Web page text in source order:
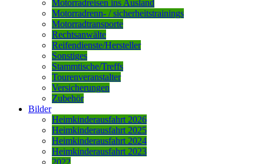
Motorradreisen ins Ausland
Motorradrenn- / sicherheitstrainings
Motorradtransporte
Rechtsanwälte
Reifendienste/Hersteller
Sonstiges
Stammtische/Treffs
Tourenveranstalter
Versicherungen
Zubehör
Bilder
Heimkinderausfahrt 2026
Heimkinderausfahrt 2025
Heimkinderausfahrt 2024
Heimkinderausfahrt 2023
2022